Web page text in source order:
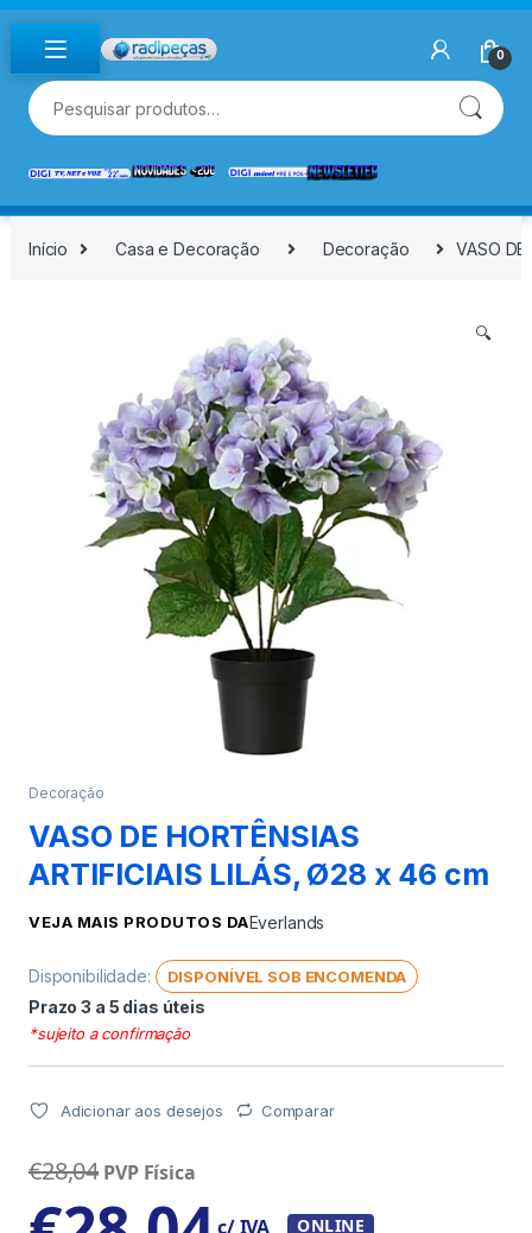
Skip to navigation
Skip to content
0
Pesquisar por:
Início Casa e Decoração Decoração VASO
🔍
Decoração
VASO DE HORTÊNSIAS
ARTIFICIAIS LILÁS, Ø28 x 46 cm
VEJA MAIS PRODUTOS DAEverlands
Disponibilidade: DISPONÍVEL SOB ENCOMENDA
Prazo 3 a 5 dias úteis
*sujeito a confirmação
Adicionar aos desejos Comparar
€28,04 PVP Física
c/ IVA ONLINE